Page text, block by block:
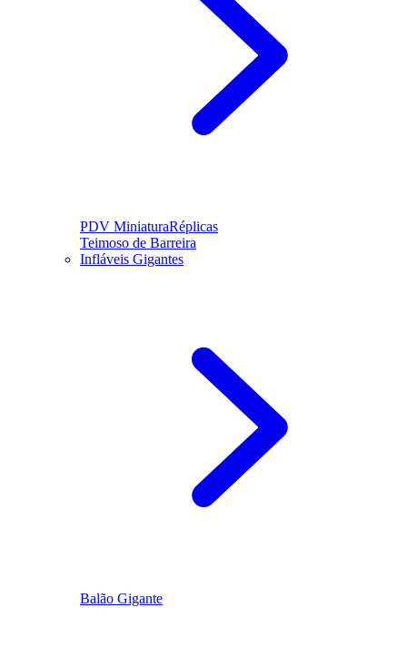
PDV MiniaturaRéplicas
Teimoso de Barreira
Infláveis Gigantes
Balão Gigante